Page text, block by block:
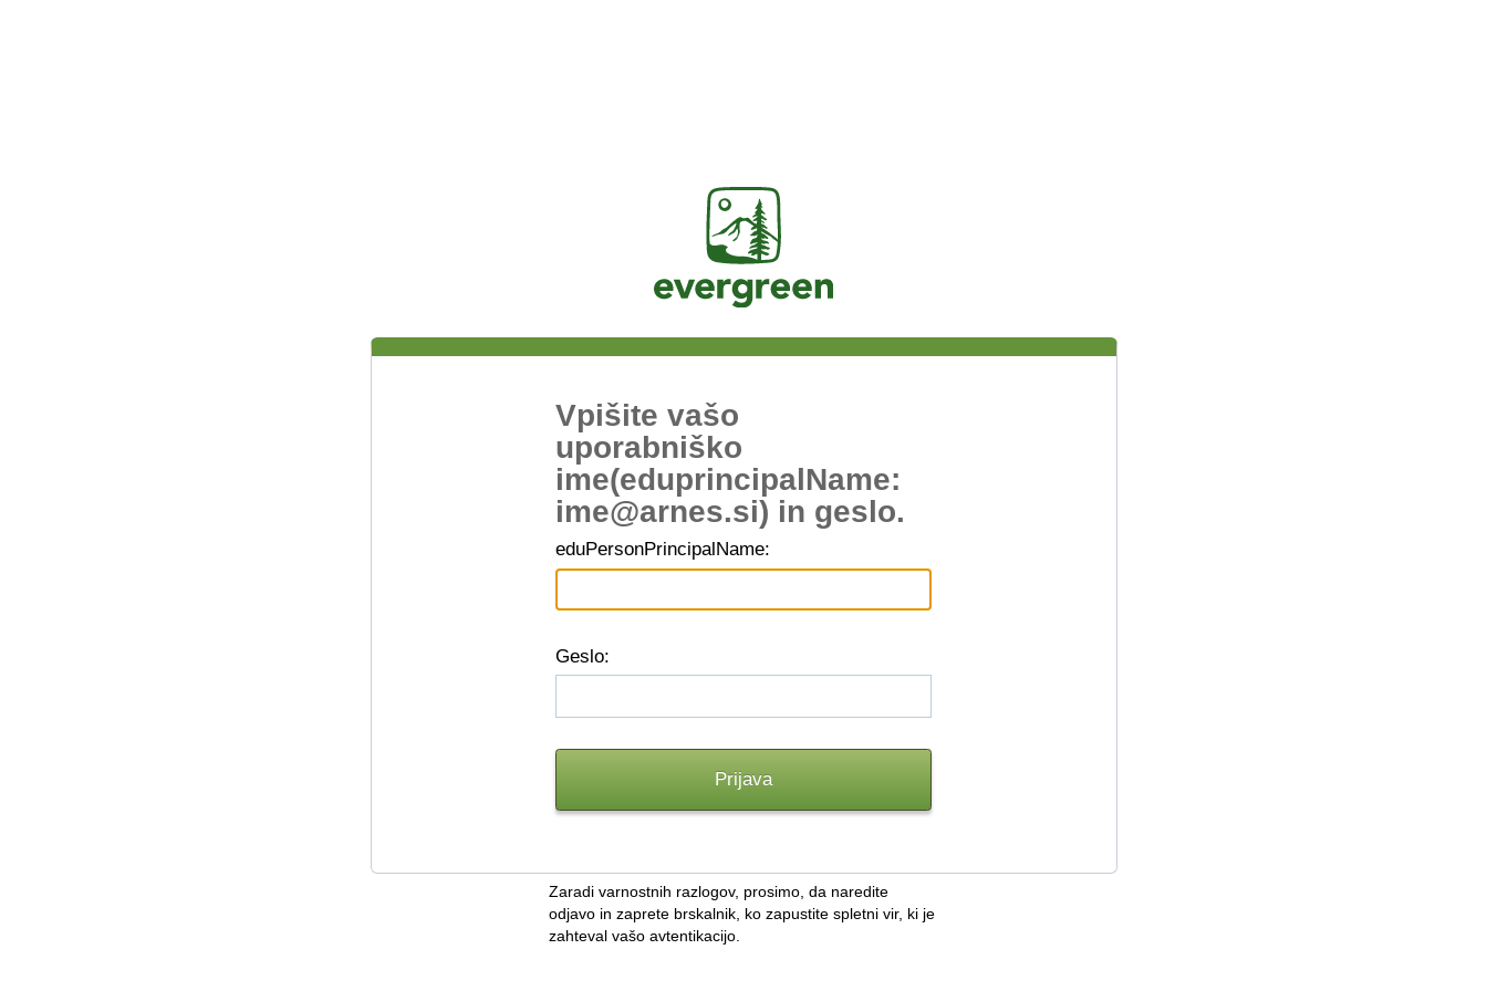
Jasig
Vpišite vašo
uporabniško
ime(eduprincipalName:
ime@arnes.si) in geslo.
eduPersonPrincipalName:
Geslo:
Zaradi varnostnih razlogov, prosimo, da naredite
odjavo in zaprete brskalnik, ko zapustite spletni vir, ki je
zahteval vašo avtentikacijo.